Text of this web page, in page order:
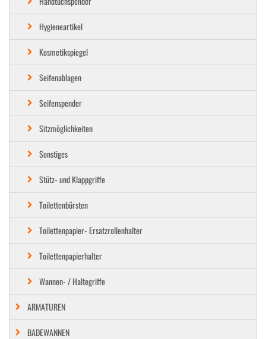
Hygieneartikel
Kosmetikspiegel
Seifenablagen
Seifenspender
Sitzmöglichkeiten
Sonstiges
Stütz- und Klappgriffe
Toilettenbürsten
Toilettenpapier- Ersatzrollenhalter
Toilettenpapierhalter
Wannen- / Haltegriffe
ARMATUREN
BADEWANNEN